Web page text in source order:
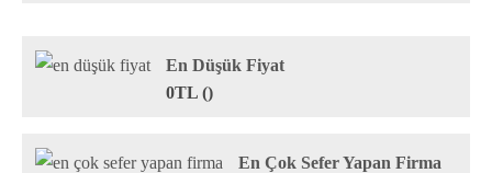
En Düşük Fiyat
0TL ()
En Çok Sefer Yapan Firma